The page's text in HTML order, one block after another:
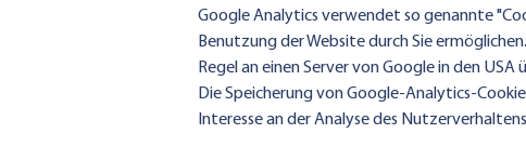
Google Analytics verwendet so genannte
Benutzung der Website durch Sie
Regel an einen Server von Google in den
Die Speicherung von Google-Analytics-
Interesse an der Analyse des